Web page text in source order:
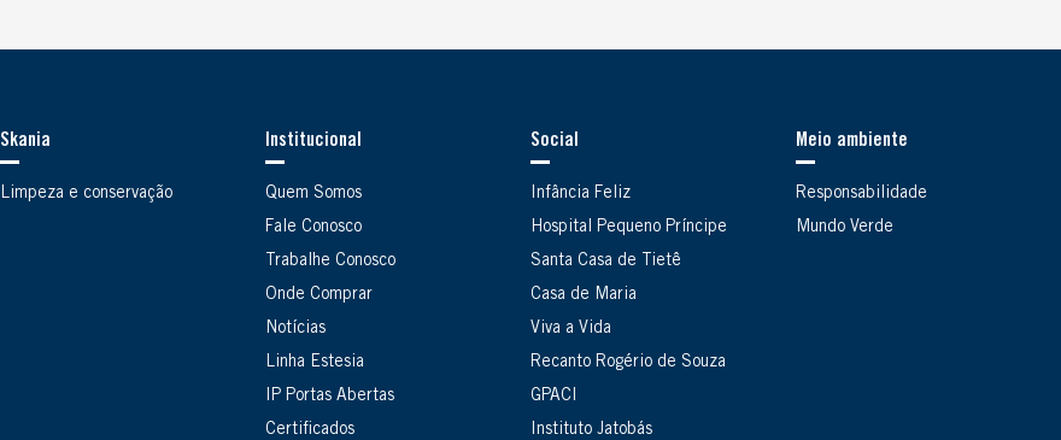
Skania
Limpeza e conservação
Institucional
Quem Somos
Fale Conosco
Trabalhe Conosco
Onde Comprar
Notícias
Linha Estesia
IP Portas Abertas
Certificados
Social
Infância Feliz
Hospital Pequeno Príncipe
Santa Casa de Tietê
Casa de Maria
Viva a Vida
Recanto Rogério de Souza
GPACI
Instituto Jatobás
Meio ambiente
Responsabilidade
Mundo Verde